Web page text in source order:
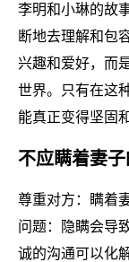
李明和小琳的故
断地去理解和包
兴趣和爱好，而
世界。只有在这
能真正变得坚固
不应瞒着妻
尊重对方：瞒着
问题：隐瞒会导
诚的沟通可以化